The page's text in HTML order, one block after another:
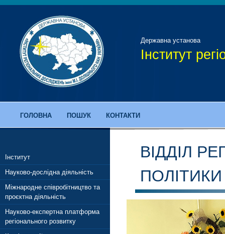
Державна установа
Інститут
ГОЛОВНА ПОШУК КОНТАКТИ
Інститут
Науково-дослідна діяльність
Міжнародне співробітництво та
проєктна діяльність
Науково-експертна платформа
регіонального розвитку
ВІДДІЛ